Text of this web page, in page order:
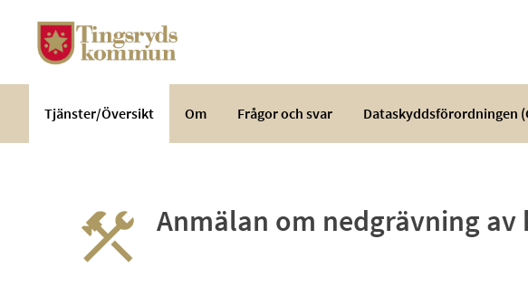
tjänster
Tingsryds
Tjänster/Översikt Om Frågor och svar Dataskyddsförordningen
Anmälan om nedgrävning av